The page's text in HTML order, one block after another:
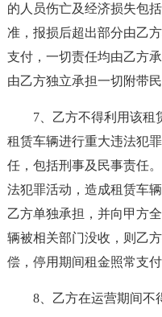
的人员伤亡及经济损失包
准，报损后超出部分由乙
支付，一切责任均由乙方
由乙方独立承担一切附带民
7、乙方不得利用该租
租赁车辆进行重大违法犯
任，包括刑事及民事责任
法犯罪活动，造成租赁车
乙方单独承担，并向甲方
辆被相关部门没收，则乙
偿，停用期间租金照常支付
8、乙方在运营期间不